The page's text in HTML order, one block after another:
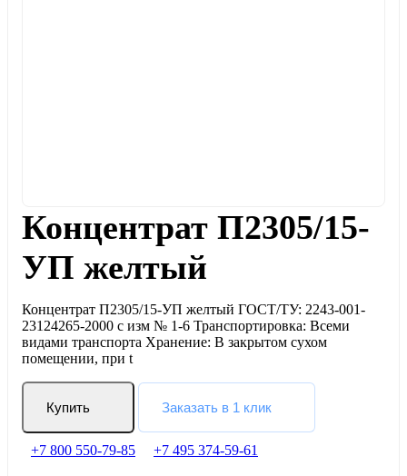
Концентрат П2305/15-
УП желтый
Концентрат П2305/15-УП желтый ГОСТ/ТУ: 2243-001-
23124265-2000 с изм № 1-6 Транспортировка: Всеми
видами транспорта Хранение: В закрытом сухом
помещении, при t
Купить Заказать в 1 клик
+7 800 550-79-85 +7 495 374-59-61